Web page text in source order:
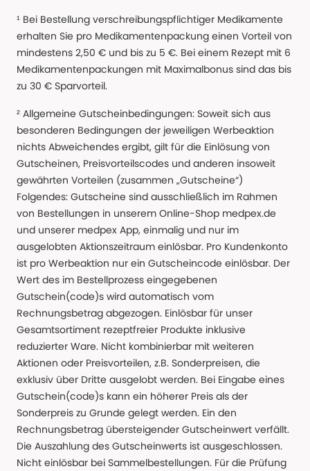
¹ Bei Bestellung verschreibungspflichtiger Medikamente
erhalten Sie pro Medikamentenpackung einen Vorteil von
mindestens 2,50 € und bis zu 5 €. Bei einem Rezept mit 6
Medikamentenpackungen mit Maximalbonus sind das bis
zu 30 € Sparvorteil.
² Allgemeine Gutscheinbedingungen: Soweit sich aus
besonderen Bedingungen der jeweiligen Werbeaktion
nichts Abweichendes ergibt, gilt für die Einlösung von
Gutscheinen, Preisvorteilscodes und anderen insoweit
gewährten Vorteilen (zusammen „Gutscheine“)
Folgendes: Gutscheine sind ausschließlich im Rahmen
von Bestellungen in unserem Online-Shop medpex.de
und unserer medpex App, einmalig und nur im
ausgelobten Aktionszeitraum einlösbar. Pro Kundenkonto
ist pro Werbeaktion nur ein Gutscheincode einlösbar. Der
Wert des im Bestellprozess eingegebenen
Gutschein(code)s wird automatisch vom
Rechnungsbetrag abgezogen. Einlösbar für unser
Gesamtsortiment rezeptfreier Produkte inklusive
reduzierter Ware. Nicht kombinierbar mit weiteren
Aktionen oder Preisvorteilen, z.B. Sonderpreisen, die
exklusiv über Dritte ausgelobt werden. Bei Eingabe eines
Gutschein(code)s kann ein höherer Preis als der
Sonderpreis zu Grunde gelegt werden. Ein den
Rechnungsbetrag übersteigender Gutscheinwert verfällt.
Die Auszahlung des Gutscheinwerts ist ausgeschlossen.
Nicht einlösbar bei Sammelbestellungen. Für die Prüfung